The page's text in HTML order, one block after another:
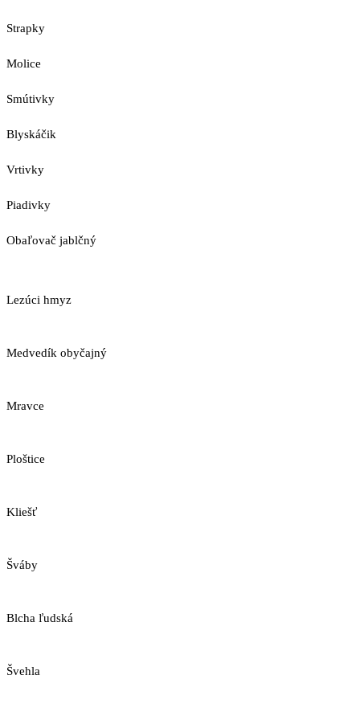
Strapky
Molice
Smútivky
Blyskáčik
Vrtivky
Piadivky
Obaľovač jablčný
Lezúci hmyz
Medvedík obyčajný
Mravce
Ploštice
Kliešť
Šváby
Blcha ľudská
Švehla